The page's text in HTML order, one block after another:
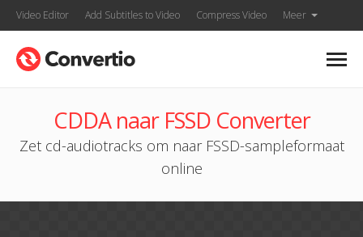
Video Editor Add Subtitles to Video Compress Video Meer
CDDA naar FSSD Converter
Zet cd-audiotracks om naar FSSD-sampleformaat
online